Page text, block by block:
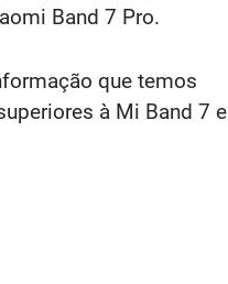
Band 7 Pro.
que temos
à Mi Band 7 e